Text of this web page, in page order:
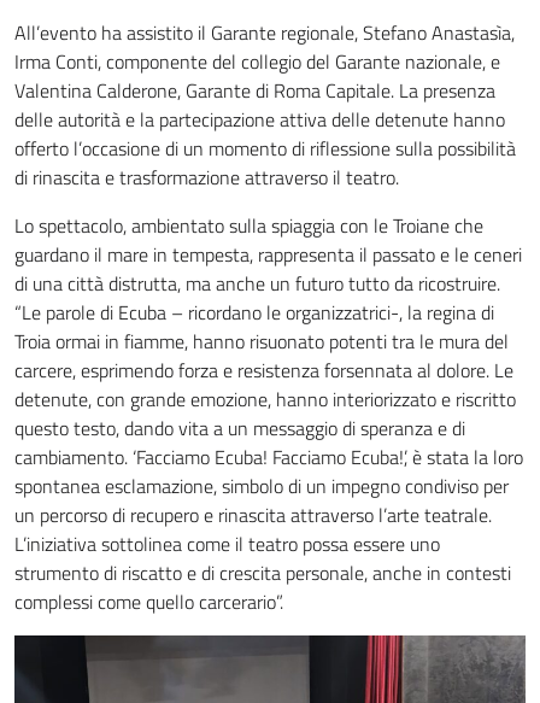
All’evento ha assistito il Garante regionale, Stefano Anastasìa,
Irma Conti, componente del collegio del Garante nazionale, e
Valentina Calderone, Garante di Roma Capitale. La presenza
delle autorità e la partecipazione attiva delle detenute hanno
offerto l’occasione di un momento di riflessione sulla possibilità
di rinascita e trasformazione attraverso il teatro.
Lo spettacolo, ambientato sulla spiaggia con le Troiane che
guardano il mare in tempesta, rappresenta il passato e le ceneri
di una città distrutta, ma anche un futuro tutto da ricostruire.
“Le parole di Ecuba – ricordano le organizzatrici-, la regina di
Troia ormai in fiamme, hanno risuonato potenti tra le mura del
carcere, esprimendo forza e resistenza forsennata al dolore. Le
detenute, con grande emozione, hanno interiorizzato e riscritto
questo testo, dando vita a un messaggio di speranza e di
cambiamento. ‘Facciamo Ecuba! Facciamo Ecuba!’, è stata la loro
spontanea esclamazione, simbolo di un impegno condiviso per
un percorso di recupero e rinascita attraverso l’arte teatrale.
L’iniziativa sottolinea come il teatro possa essere uno
strumento di riscatto e di crescita personale, anche in contesti
complessi come quello carcerario”.